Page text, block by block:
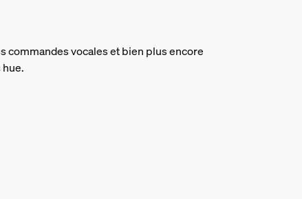
commandes vocales et bien plus encore